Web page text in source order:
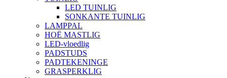
LED TUINLIG
SONKANTE TUINLIG
LAMPPAL
HOË MASTLIG
LED-vloedlig
PADSTUDS
PADTEKENINGE
GRASPERKLIG